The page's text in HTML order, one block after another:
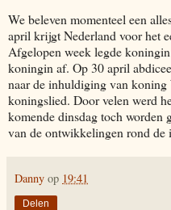
We beleven momenteel een
april krijgt Nederland voor het
Afgelopen week legde
koningin af. Op 30 april
naar de inhuldiging van
koningslied. Door velen werd
komende dinsdag toch worden
van de ontwikkelingen rond de
Danny op 19:41
Delen